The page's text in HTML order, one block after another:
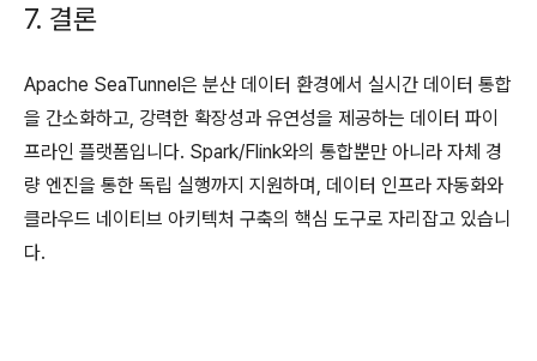
7. 결론
Apache SeaTunnel은 분산 데이터 환경에서 실시간 데이터 통합
을 간소화하고, 강력한 확장성과 유연성을 제공하는 데이터 파이
프라인 플랫폼입니다. Spark/Flink와의 통합뿐만 아니라 자체 경
량 엔진을 통한 독립 실행까지 지원하며, 데이터 인프라 자동화와
클라우드 네이티브 아키텍처 구축의 핵심 도구로 자리잡고 있습니
다.